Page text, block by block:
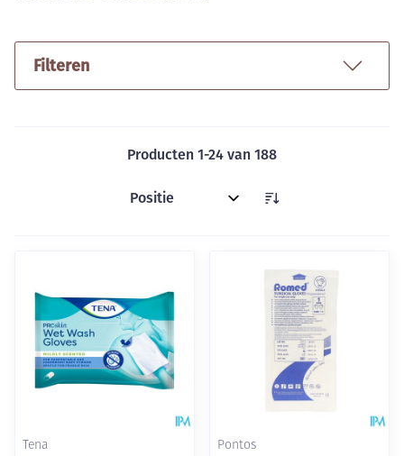
Filteren
Producten 1-24 van 188
Sorteer op:
Tena Pontos